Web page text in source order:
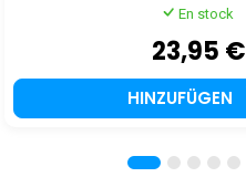
En stock
23,95 €
HINZUFÜGEN